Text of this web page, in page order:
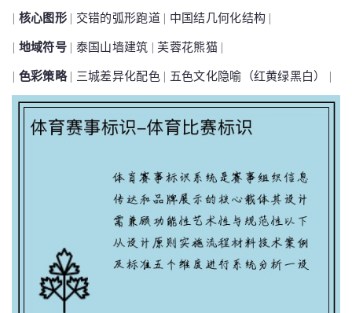
| 核心图形| 交错的弧形跑道 | 中国结几何化结构 |
| 地域符号| 泰国山墙建筑 | 芙蓉花熊猫 |
| 色彩策略| 三城差异化配色 | 五色文化隐喻（红黄绿黑白） |